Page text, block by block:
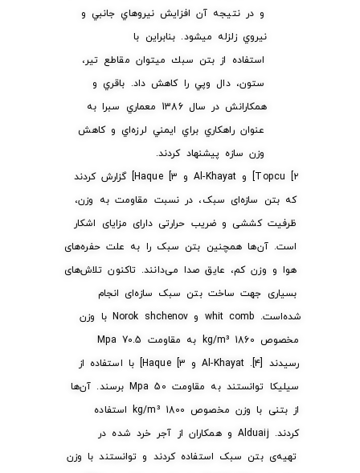
و در نتيجه آن افزايش نيروهاي جانبي و
نيروي زلزله ميشود. بنابراين با
استفاده از بتن سبك ميتوان مقاطع تير،
ستون، دال وپي را كاهش داد. باقري و
همكارانش در سال 1386 معماري سبرا به
عنوان راهكاري براي ايمني لرزه‌اي و كاهش
وزن سازه پيشنهاد كردند.
Topcu [۲] و Al-Khayat و Haque [۳] گزارش کردند
که بتن سازه‌ای سبک، در نسبت مقاومت به وزن،
ظرفیت کششی و ضریب حرارتی دارای مزایای اشکار
است. آن‌ها همچنین بتن سبک را به علت حفره‌های
هوا و وزن کم، عایق صدا می‌دانند. تاکنون تلاش‌های
بسیاری جهت ساخت بتن سبک سازه‌ای انجام
شده‌است. whit comb و Norok shchenov با وزن
مخصوص kg/m³ 1860 به مقاومت Mpa 70.5
رسیدند [۴]. Al-Khayat و Haque [۳] با استفاده از
سیلیکا توانستند به مقاومت Mpa 50 برسند. آن‌ها
از بتنی با وزن مخصوص kg/m³ 1800 استفاده
کردند. Alduaij و همکاران از آجر خرد شده در
تهیه‌ی بتن سبک استفاده کردند و توانستند با وزن